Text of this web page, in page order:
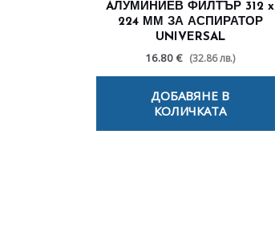
AЛУМИНИЕВ ФИЛТЪР 312 x
224 ММ ЗА АСПИРАТОР
UNIVERSAL
16.80 € (32.86 лв.)
ДОБАВЯНЕ В
КОЛИЧКАТА